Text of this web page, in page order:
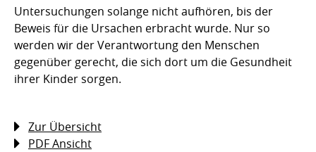
Untersuchungen solange nicht aufhören, bis der
Beweis für die Ursachen erbracht wurde. Nur so
werden wir der Verantwortung den Menschen
gegenüber gerecht, die sich dort um die Gesundheit
ihrer Kinder sorgen.
Zur Übersicht
PDF Ansicht